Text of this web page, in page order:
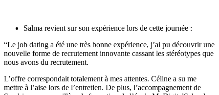
Salma revient sur son expérience lors de cette journée :
“Le job dating a été une très bonne expérience, j’ai pu découvrir une
nouvelle forme de recrutement innovante cassant les stéréotypes que
nous avons du recrutement.
L’offre correspondait totalement à mes attentes. Céline a su me
mettre à l’aise lors de l’entretien. De plus, l’accompagnement de